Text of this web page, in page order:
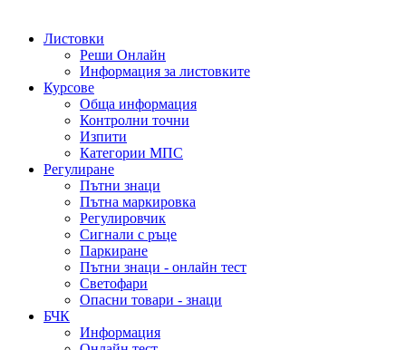
Листовки
Реши Онлайн
Информация за листовките
Курсове
Обща информация
Контролни точни
Изпити
Категории МПС
Регулиране
Пътни знаци
Пътна маркировка
Регулировчик
Сигнали с ръце
Паркиране
Пътни знаци - онлайн тест
Светофари
Опасни товари - знаци
БЧК
Информация